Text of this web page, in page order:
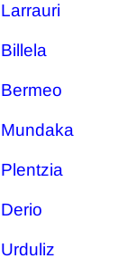
Larrauri
Billela
Bermeo
Mundaka
Plentzia
Derio
Urduliz